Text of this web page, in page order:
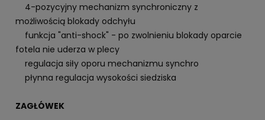
4-pozycyjny mechanizm synchroniczny z
możliwością blokady odchyłu
funkcja "anti-shock" - po zwolnieniu blokady oparcie
fotela nie uderza w plecy
regulacja siły oporu mechanizmu synchro
płynna regulacja wysokości siedziska
ZAGŁÓWEK